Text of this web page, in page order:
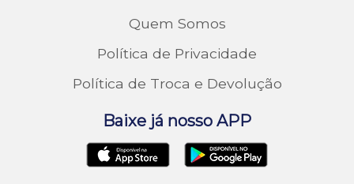
Quem Somos
Política de Privacidade
Política de Troca e Devolução
Baixe já nosso APP